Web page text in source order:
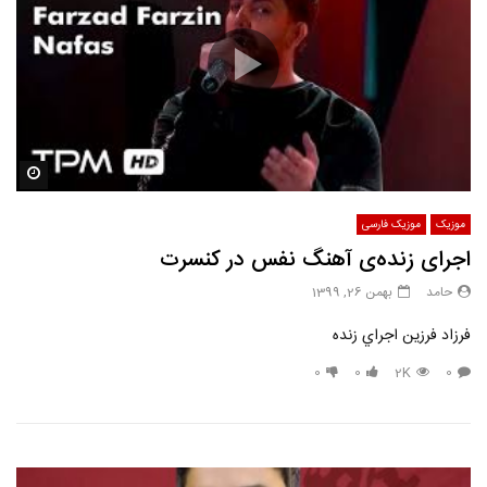
موزیک موزیک فارسی
اجرای زنده‌ی آهنگ نفس در کنسرت
حامد بهمن 26, 1399
فرزاد فرزين اجراي زنده
0
2K
0
0